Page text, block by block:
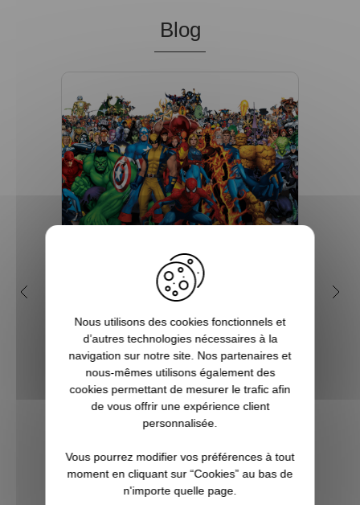
Blog
Qui sont les super-héros de
Depuis de nombreuses années, l'on
assiste à la sortie de beaucoup de films
mettant en scène des super héros et effets
spéciaux insoupçonnables et
inimaginables. Et bien souvent, les budgets
à allouer sont tout aussi phénoménaux.
VOIR L'ARTICLE
5
Nous utilisons des cookies fonctionnels et
d’autres technologies nécessaires à la
navigation sur notre site. Nos partenaires et
nous-mêmes utilisons également des
cookies permettant de mesurer le trafic afin
de vous offrir une expérience client
personnalisée.
Vous pourrez modifier vos préférences à tout
moment en cliquant sur “Cookies” au bas de
n'importe quelle page.